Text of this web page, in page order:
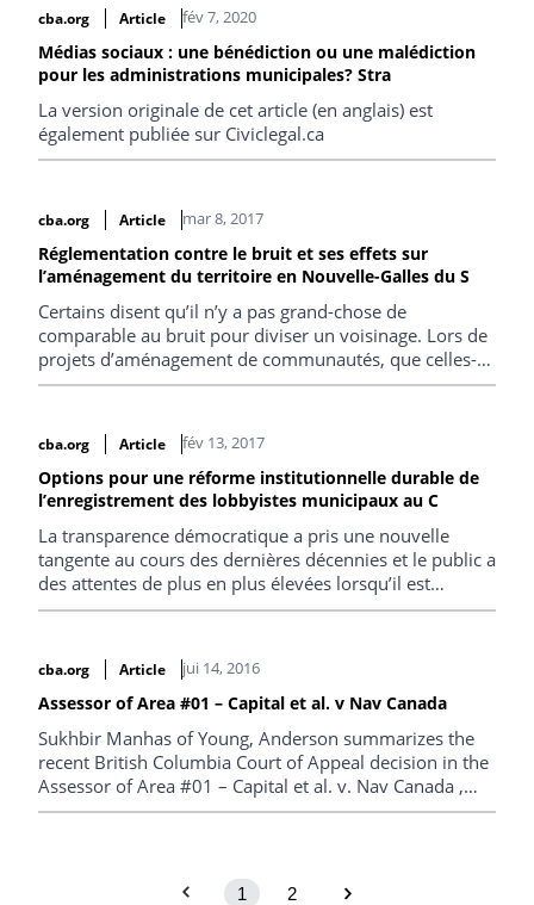
cba.org Article fév 7, 2020
Médias sociaux : une bénédiction ou une malédiction
pour les administrations municipales? Stra
La version originale de cet article (en anglais) est
également publiée sur Civiclegal.ca
cba.org Article mar 8, 2017
Réglementation contre le bruit et ses effets sur
l’aménagement du territoire en Nouvelle-Galles du S
Certains disent qu’il n’y a pas grand-chose de
comparable au bruit pour diviser un voisinage. Lors de
projets d’aménagement de communautés, que celles-ci
soient nouvelles ou anciennes, il est fréquemment
les utilisations proposées.
cba.org Article fév 13, 2017
Options pour une réforme institutionnelle durable de
l’enregistrement des lobbyistes municipaux au C
La transparence démocratique a pris une nouvelle
tangente au cours des dernières décennies et le public a
des attentes de plus en plus élevées lorsqu’il est
question de son droit à l’information, et de la reddition
règlementation des lobbyistes exerçant dans les
sphères de la gouvernance les plus élevées. Cette vague
de réforme, qui continue de croître, touche maintenant
aussi les administrations municipales.
cba.org Article jui 14, 2016
Assessor of Area #01 – Capital et al. v Nav Canada
Sukhbir Manhas of Young, Anderson summarizes the
recent British Columbia Court of Appeal decision in the
Assessor of Area #01 – Capital et al. v. Nav Canada ,
which he says represents a significant victory for local
1 2